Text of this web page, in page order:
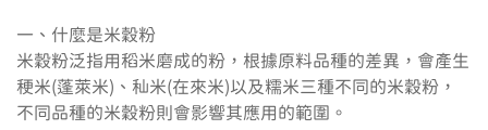
一、什麼是米穀粉
米穀粉泛指用稻米磨成的粉，根據原料品種的差異，會產生
稉米(蓬萊米)、秈米(在來米)以及糯米三種不同的米穀粉，
不同品種的米穀粉則會影響其應用的範圍。